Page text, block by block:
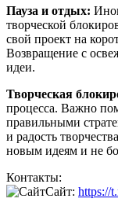
Пауза и отдых:
творческой
свой проект на
Возвращение с
идеи.
Творческая
процесса. Важно
правильными
и радость
новым идеям и не
Контакты:
Сайт: https://